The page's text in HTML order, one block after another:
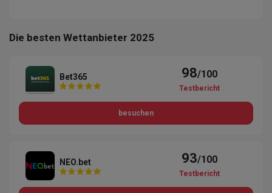
Die besten Wettanbieter 2025
Bet365 98/100
Testbericht
besuchen
NEO.bet 93/100
Testbericht